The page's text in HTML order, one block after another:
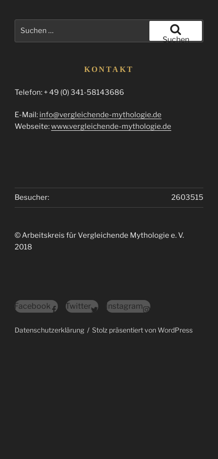
Suchen
KONTAKT
Telefon: + 49 (0) 341-58143686
E-Mail: info@vergleichende-mythologie.de
Webseite:www.vergleichende-mythologie.de
2603515
Besucher:
© Arbeitskreis für Vergleichende Mythologie e. V.
2018
Facebook Twitter Instagram
Datenschutzerklärung Stolz präsentiert von WordPress